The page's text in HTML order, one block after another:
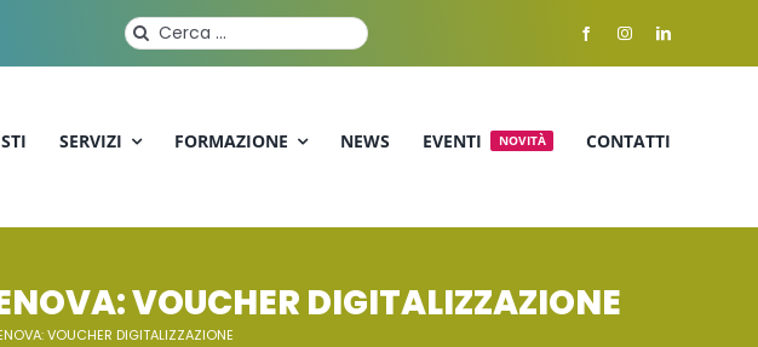
Cerca
per:
SERVIZI FORMAZIONE NEWS EVENTI NOVITÀ CONTATTI
VOUCHER DIGITALIZZAZIONE
VOUCHER DIGITALIZZAZIONE